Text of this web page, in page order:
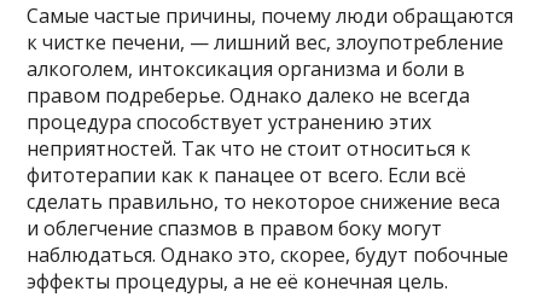
Самые частые причины, почему люди обращаются
к чистке печени, — лишний вес, злоупотребление
алкоголем, интоксикация организма и боли в
правом подреберье. Однако далеко не всегда
процедура способствует устранению этих
неприятностей. Так что не стоит относиться к
фитотерапии как к панацее от всего. Если всё
сделать правильно, то некоторое снижение веса
и облегчение спазмов в правом боку могут
наблюдаться. Однако это, скорее, будут побочные
эффекты процедуры, а не её конечная цель.